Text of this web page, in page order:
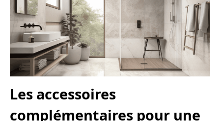
Les accessoires
complémentaires pour une